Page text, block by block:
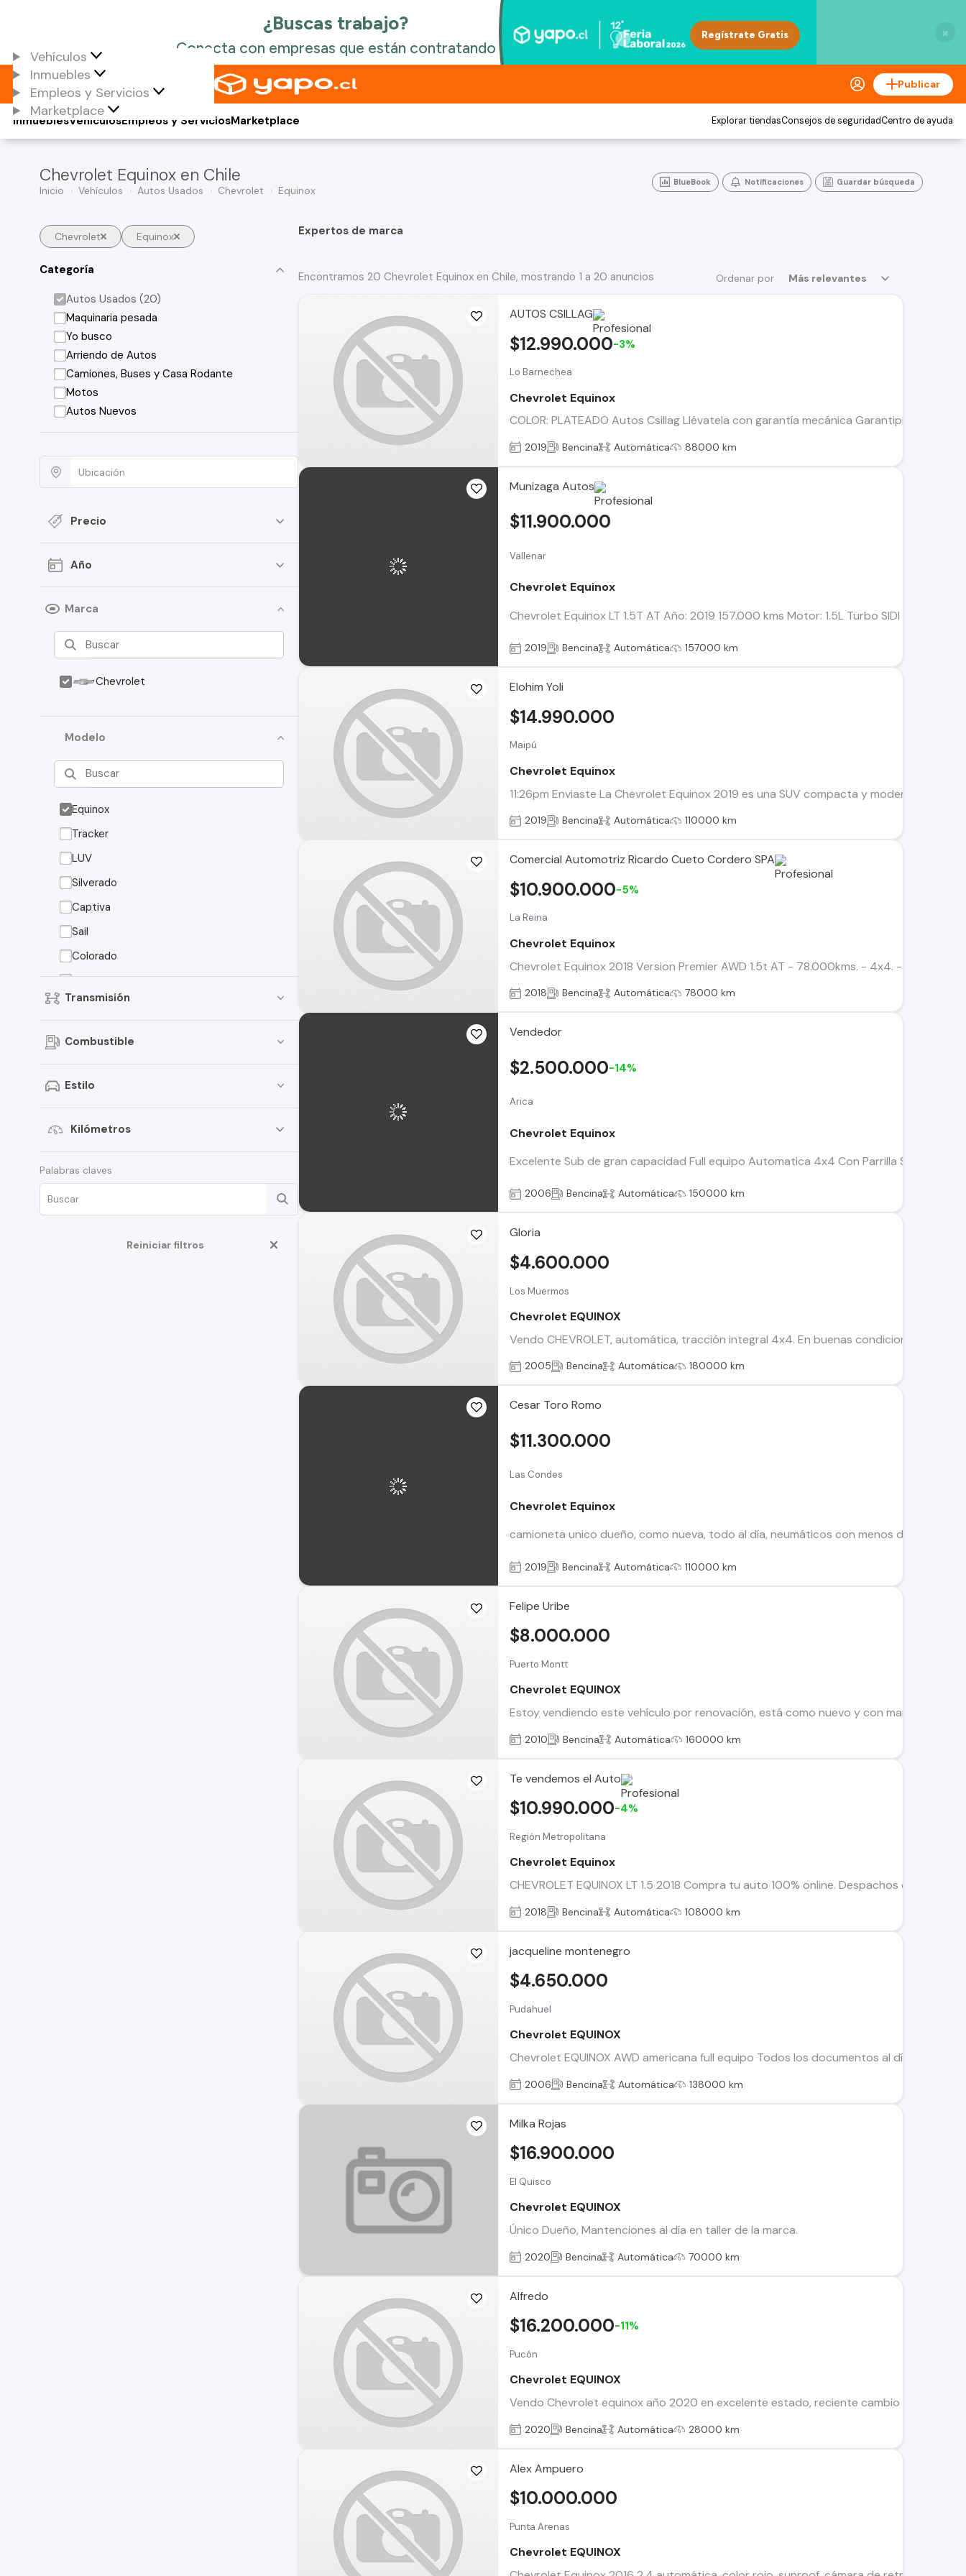
×
Vehículos
Inmuebles
Empleos y Servicios
Marketplace
Publicar
Vehículos
Inmuebles Empleos y ServiciosMarketplace Explorar tiendasConsejos de seguridadCentro de ayuda
Chevrolet Equinox en Chile
Inicio Vehículos Autos Usados Chevrolet Equinox
BlueBook Notificaciones Guardar búsqueda
Chevrolet Equinox
Categoría
Autos Usados (20)
Maquinaria pesada
Yo busco
Arriendo de Autos
Camiones, Buses y Casa Rodante
Motos
Autos Nuevos
Precio
Año
Marca
Chevrolet
Modelo
Equinox
Tracker
LUV
Silverado
Captiva
Sail
Colorado
Groove
Onix
Traverse
Aveo
Corsa
Montana
Tahoe
Transmisión
Combustible
Estilo
Kilómetros
Palabras claves
Reiniciar filtros
Expertos de marca
Ordenar por Más relevantes
Encontramos 20 Chevrolet Equinox en Chile, mostrando 1 a 20 anuncios
AUTOS CSILLAG
Lo Barnechea
Chevrolet Equinox
COLOR: PLATEADO Autos Csillag Llévatela con garantía mecánica Garantiplus
$12.990.000-3%
2019 Bencina Automática 88000 km
Munizaga Autos
Vallenar
Chevrolet Equinox
Chevrolet Equinox LT 1.5T AT Año: 2019 157.000 kms Motor: 1.5L Turbo SIDI (170 HP
$11.900.000
2019 Bencina Automática 157000 km
Elohim Yoli
Maipú
Chevrolet Equinox
11:26pm Enviaste La Chevrolet Equinox 2019 es una SUV compacta y moderna,
$14.990.000
2019 Bencina Automática 110000 km
Comercial Automotriz Ricardo Cueto Cordero SPA
La Reina
Chevrolet Equinox
Chevrolet Equinox 2018 Version Premier AWD 1.5t AT - 78.000kms. - 4x4. -
$10.900.000-5%
2018 Bencina Automática 78000 km
Vendedor
Arica
Chevrolet Equinox
Excelente Sub de gran capacidad Full equipo Automatica 4x4 Con Parrilla Sun roof
$2.500.000-14%
2006 Bencina Automática 150000 km
Gloria
Los Muermos
Chevrolet EQUINOX
Vendo CHEVROLET, automática, tracción integral 4x4. En buenas condiciones,
$4.600.000
2005 Bencina Automática 180000 km
Cesar Toro Romo
Las Condes
Chevrolet Equinox
camioneta unico dueño, como nueva, todo al día, neumáticos con menos de un año
$11.300.000
2019 Bencina Automática 110000 km
Felipe Uribe
Puerto Montt
Chevrolet EQUINOX
Estoy vendiendo este vehículo por renovación, está como nuevo y con mantencion
$8.000.000
2010 Bencina Automática 160000 km
Te vendemos el Auto
Región Metropolitana
Chevrolet Equinox
CHEVROLET EQUINOX LT 1.5 2018 Compra tu auto 100% online. Despachos dentro
$10.990.000-4%
2018 Bencina Automática 108000 km
jacqueline montenegro
Pudahuel
Chevrolet EQUINOX
Chevrolet EQUINOX AWD americana full equipo Todos los documentos al día.
$4.650.000
2006 Bencina Automática 138000 km
Milka Rojas
El Quisco
Chevrolet EQUINOX
Único Dueño, Mantenciones al día en taller de la marca.
$16.900.000
2020 Bencina Automática 70000 km
Alfredo
Pucón
Chevrolet EQUINOX
Vendo Chevrolet equinox año 2020 en excelente estado, reciente cambio de
$16.200.000-11%
2020 Bencina Automática 28000 km
Alex Ampuero
Punta Arenas
Chevrolet EQUINOX
$10.000.000